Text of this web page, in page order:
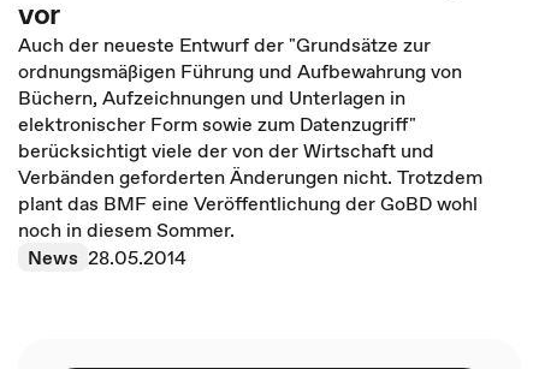
vor
Auch der neueste Entwurf der "Grundsätze zur
ordnungsmäßigen Führung und Aufbewahrung von
Büchern, Aufzeichnungen und Unterlagen in
elektronischer Form sowie zum Datenzugriff"
berücksichtigt viele der von der Wirtschaft und
Verbänden geforderten Änderungen nicht. Trotzdem
plant das BMF eine Veröffentlichung der GoBD wohl
noch in diesem Sommer.
News 28.05.2014